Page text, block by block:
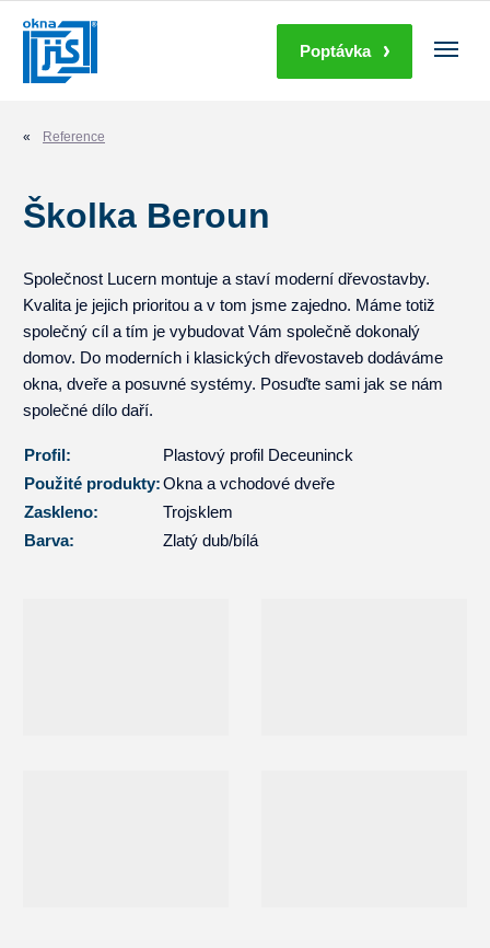
Poptávka
Reference
Školka Beroun
Společnost Lucern montuje a staví moderní dřevostavby.
Kvalita je jejich prioritou a v tom jsme zajedno. Máme totiž
společný cíl a tím je vybudovat Vám společně dokonalý
domov. Do moderních i klasických dřevostaveb dodáváme
okna, dveře a posuvné systémy. Posuďte sami jak se nám
společné dílo daří.
Profil:
Plastový profil Deceuninck
Použité produkty:Okna a vchodové dveře
Zaskleno:
Trojsklem
Barva:
Zlatý dub/bílá